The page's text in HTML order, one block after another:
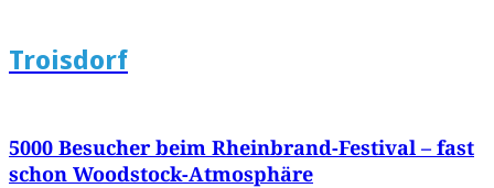
Troisdorf
5000 Besucher beim Rheinbrand-Festival – fast
schon Woodstock-Atmosphäre